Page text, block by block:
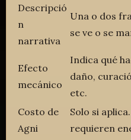
Descripció
n
narrativa
Una o dos
se ve o se
Efecto
mecánico
Indica qué
daño,
etc.
Costo de
Agni
Solo si
requieren